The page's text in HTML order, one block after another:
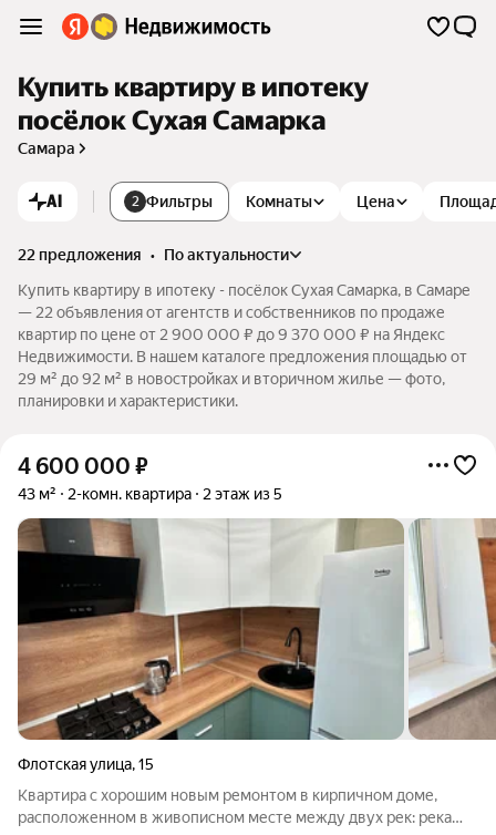
Купить квартиру в ипотеку
посёлок Сухая Самарка
Самара
AI 2 Фильтры Комнаты Цена
22 предложения •
по актуальности
Купить квартиру в ипотеку - посёлок Сухая Самарка, в Самаре
— 22 объявления от агентств и собственников по продаже
квартир по цене от 2 900 000 ₽ до 9 370 000 ₽ на Яндекс
Недвижимости. В нашем каталоге предложения площадью от
29 м² до 92 м² в новостройках и вторичном жилье — фото,
планировки и характеристики.
4 600 000 ₽
43 м² 2-комн. квартира 2 этаж из 5
Флотская улица,15
Квартира с хорошим новым ремонтом в кирпичном доме,
расположенном в живописном месте между двух рек: река